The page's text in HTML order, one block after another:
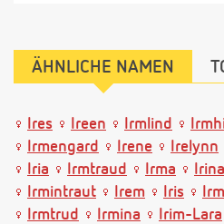
ÄHNLICHE NAMEN
Ires Ireen Irmlind
Irmengard
Irene Irelynn
Iria
Irmtraud Irma Irina
Irmintraut
Irem Iris
Irmtrud
Irmina Irim-Lara